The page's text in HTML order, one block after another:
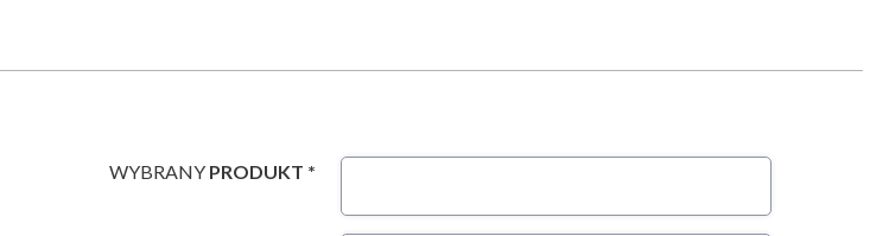
WYBRANY PRODUKT *